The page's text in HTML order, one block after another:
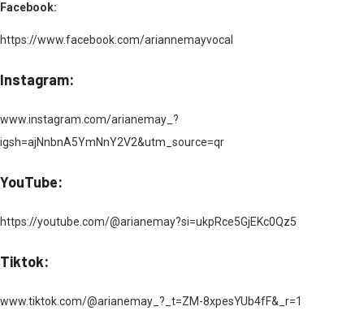
Facebook:
https://www.facebook.com/ariannemayvocal
Instagram:
www.instagram.com/arianemay_?
igsh=ajNnbnA5YmNnY2V2&utm_source=qr
YouTube:
https://youtube.com/@arianemay?si=ukpRce5GjEKc0Qz5
Tiktok:
www.tiktok.com/@arianemay_?_t=ZM-8xpesYUb4fF&_r=1